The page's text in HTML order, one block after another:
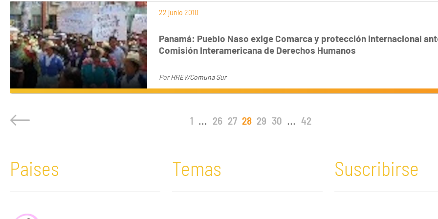
22 junio 2010
Panamá: Pueblo Naso exige Comarca y protección internacional
Comisión Interamericana de Derechos Humanos
PorHREV/Comuna Sur
1 ... 26 27 28 29 30 ... 42
Paises Temas Suscribirse